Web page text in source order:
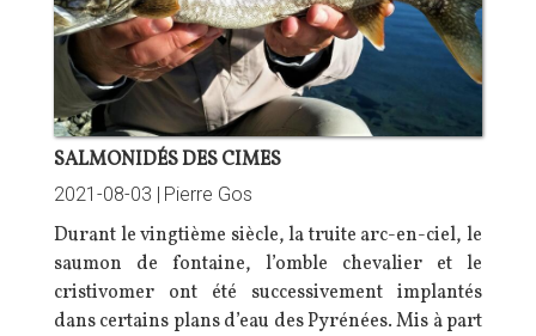
SALMONIDÉS DES CIMES
2021-08-03 | Pierre Gos
Durant le vingtième siècle, la truite arc-en-ciel, le
saumon de fontaine, l’omble chevalier et le
cristivomer ont été successivement implantés
dans certains plans d’eau des Pyrénées. Mis à part